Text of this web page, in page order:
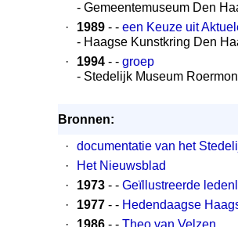
- Gemeentemuseum Den
·
1989 - - een Keuze uit
- Haagse Kunstkring Den
·
1994 - - groep
- Stedelijk Museum
Bronnen:
·
documentatie van het
·
Het Nieuwsblad
·
1973 - - Geïllustreerde
·
1977 - - Hedendaagse
·
1986 - - Theo van Velzen